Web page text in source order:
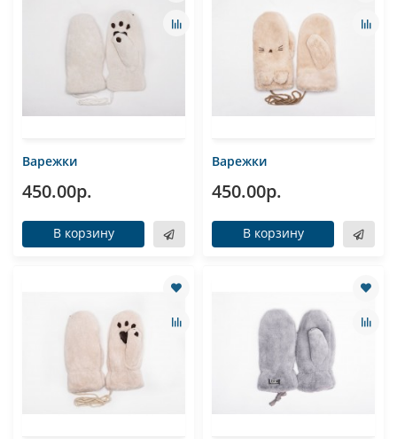
Варежки
450.00р.
В корзину
Варежки
450.00р.
В корзину